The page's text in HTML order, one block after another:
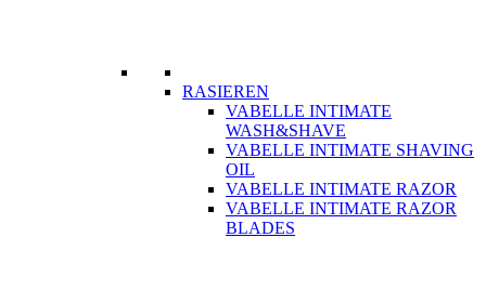
RASIEREN
VABELLE INTIMATE
WASH&SHAVE
VABELLE INTIMATE SHAVING
OIL
VABELLE INTIMATE RAZOR
VABELLE INTIMATE RAZOR
BLADES